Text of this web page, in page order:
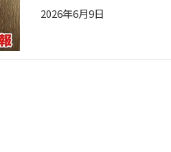
2026年6月9日